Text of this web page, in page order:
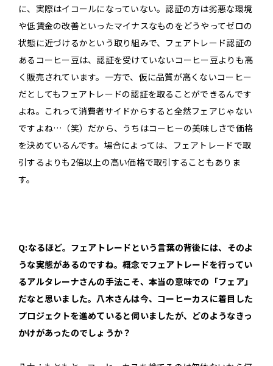
に、実際はイコールになっていない。認証の方は劣悪な環境
や低賃金の改善といったマイナスなものをどうやってゼロの
状態に近づけるかという取り組みで、フェアトレード認証の
あるコーヒー豆は、認証を受けていないコーヒー豆よりも高
く販売されています。一方で、仮に品質が高くないコーヒー
だとしてもフェアトレードの認証を取ることができるんです
よね。これって消費者サイドからすると全然フェアじゃない
ですよね…（笑）だから、うちはコーヒーの美味しさで価格
を決めているんです。場合によっては、フェアトレードで取
引するよりも2倍以上の高い価格で取引することもありま
す。
Q:なるほど。フェアトレードという言葉の背後には、そのよ
うな実態があるのですね。概念でフェアトレードを行ってい
るアルタレーナさんの手法こそ、本当の意味での「フェア」
だなと思いました。八木さんは今、コーヒーカスに着目した
プロジェクトを進めていると伺いましたが、どのようなきっ
かけがあったのでしょうか？